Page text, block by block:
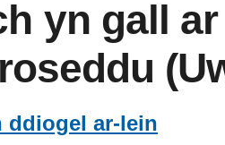
yn gall
ddiogel ar-lein